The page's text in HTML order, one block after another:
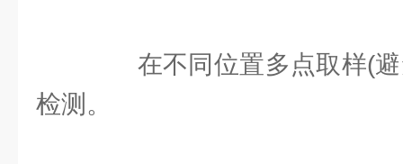
在不同位置多点取样(避
检测。